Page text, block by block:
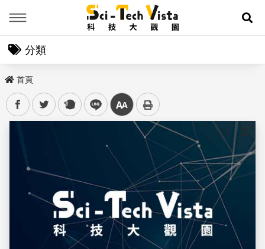
展
分類
首頁
facebooktwitter plurk line 中
儲存